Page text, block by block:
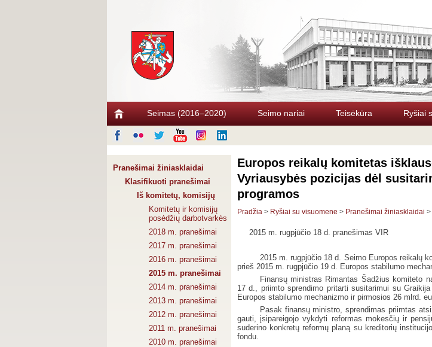
Seimas (2016–2020) Seimo nariai Teisėkūra Ryšiai
Pranešimai žiniasklaidai
Klasifikuoti pranešimai
Iš komitetų, komisijų
Komitetų ir komisijų
posėdžių darbotvarkės
2018 m. pranešimai
2017 m. pranešimai
2016 m. pranešimai
2015 m. pranešimai
2014 m. pranešimai
2013 m. pranešimai
2012 m. pranešimai
2011 m. pranešimai
2010 m. pranešimai
Europos reikalų komitetas
Vyriausybės pozicijas dėl
programos
Pradžia > Ryšiai su visuomene > Pranešimai žiniasklaidai >
2015 m. rugpjūčio 18 d. pranešimas VIR
2015 m. rugpjūčio 18 d. Seimo Europos reikalų
prieš 2015 m. rugpjūčio 19 d. Europos stabilumo
Finansų ministras Rimantas Šadžius komiteto
17 d., priimto sprendimo pritarti susitarimui su
Europos stabilumo mechanizmo ir pirmosios 26 mlrd.
Pasak finansų ministro, sprendimas priimtas
gauti, įsipareigojo vykdyti reformas mokesčių ir
suderino konkretų reformų planą su kreditorių
fondu.